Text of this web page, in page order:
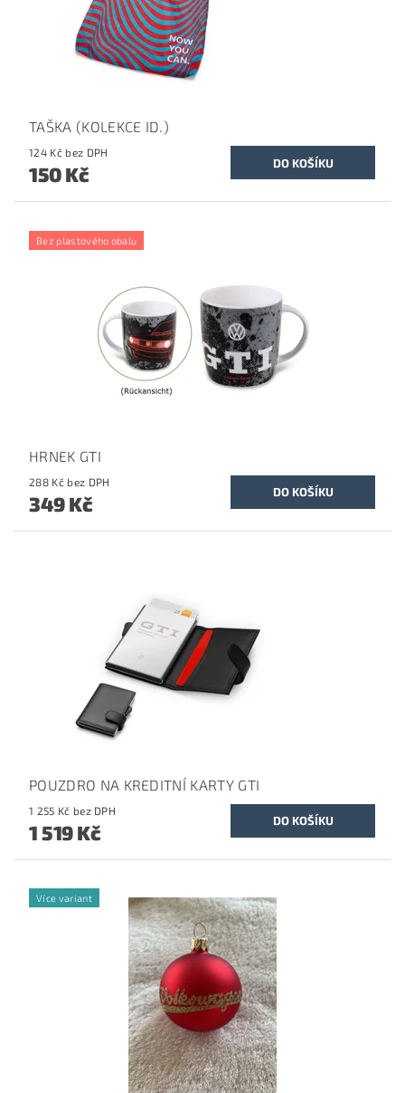
TAŠKA (KOLEKCE ID.)
124 Kč bez DPH
150 Kč
Bez plastového obalu
HRNEK GTI
288 Kč bez DPH
349 Kč
POUZDRO NA KREDITNÍ KARTY GTI
1 255 Kč bez DPH
1 519 Kč
Více variant